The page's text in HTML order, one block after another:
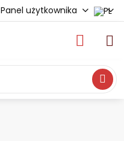
Panel użytkownika